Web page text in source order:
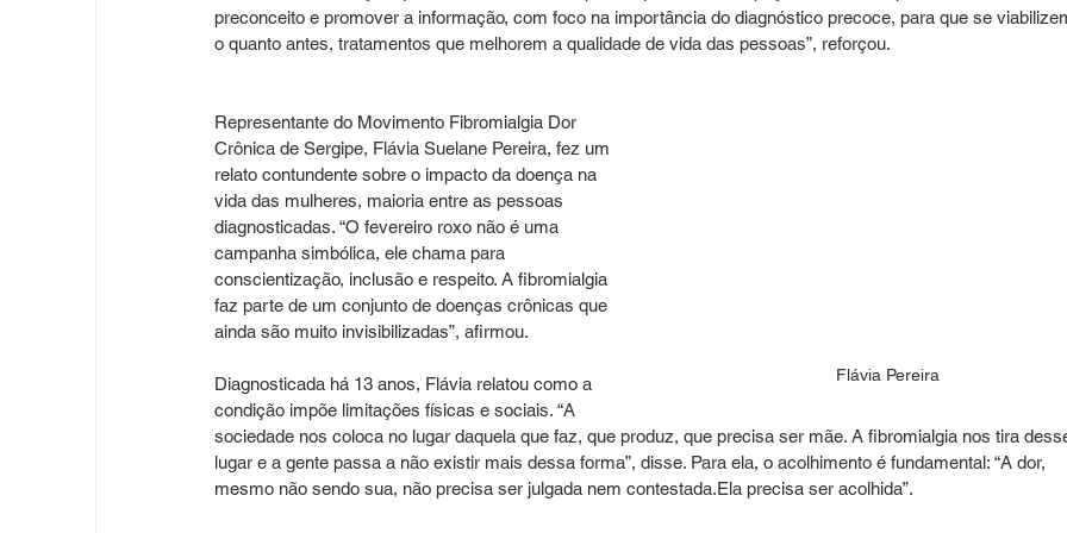
preconceito e promover a informação, com foco na importância do diagnóstico precoce, para que se
o quanto antes, tratamentos que melhorem a qualidade de vida das pessoas”, reforçou.
Flávia Pereira
Representante do Movimento Fibromialgia Dor
Crônica de Sergipe, Flávia Suelane Pereira, fez um
relato contundente sobre o impacto da doença na
vida das mulheres, maioria entre as pessoas
diagnosticadas. “O fevereiro roxo não é uma
campanha simbólica, ele chama para
conscientização, inclusão e respeito. A fibromialgia
faz parte de um conjunto de doenças crônicas que
ainda são muito invisibilizadas”, afirmou.
Diagnosticada há 13 anos, Flávia relatou como a
condição impõe limitações físicas e sociais. “A
sociedade nos coloca no lugar daquela que faz, que produz, que precisa ser mãe. A fibromialgia nos tira
lugar e a gente passa a não existir mais dessa forma”, disse. Para ela, o acolhimento é fundamental: “A dor,
mesmo não sendo sua, não precisa ser julgada nem contestada.Ela precisa ser acolhida”.